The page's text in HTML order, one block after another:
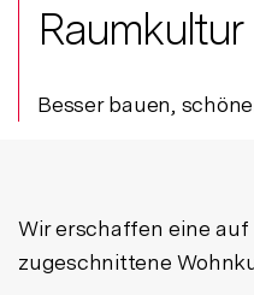
Raumkultur
Besser bauen,
Wir erschaffen eine
zugeschnittene